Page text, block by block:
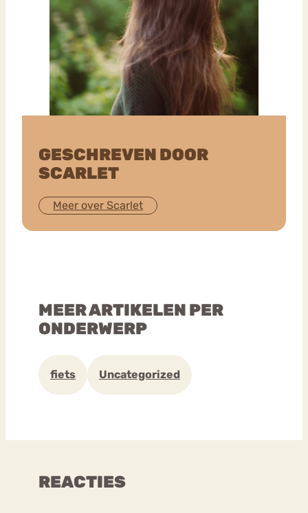
GESCHREVEN DOOR
SCARLET
Meer over Scarlet
MEER ARTIKELEN PER
ONDERWERP
fiets Uncategorized
REACTIES